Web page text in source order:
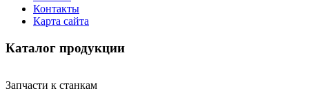
Контакты
Карта сайта
Каталог продукции
Запчасти к станкам